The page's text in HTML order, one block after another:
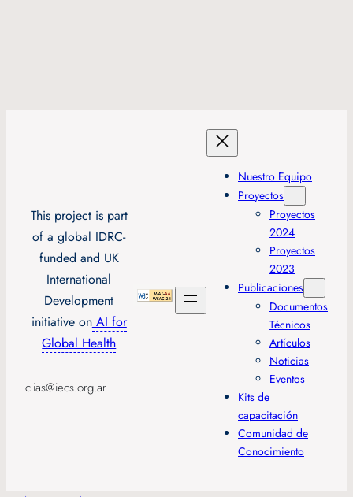
This project is part
of a global IDRC-
funded and UK
International
Development
initiative onAI for
Global Health
clias@iecs.org.ar
Nuestro Equipo
Proyectos
Proyectos
2024
Proyectos
2023
Publicaciones
Documentos
Técnicos
Artículos
Noticias
Eventos
Kits de
capacitación
Comunidad de
Conocimiento